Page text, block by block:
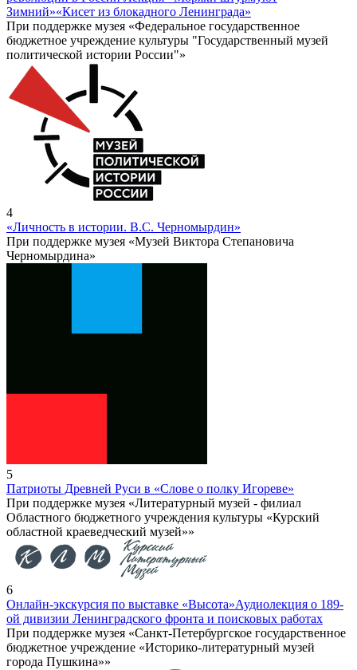
Зимний»«Кисет из блокадного Ленинграда»
При поддержке музея «Федеральное государственное
бюджетное учреждение культуры "Государственный музей
политической истории России"»
4
«Личность в истории. В.С. Черномырдин»
При поддержке музея «Музей Виктора Степановича
Черномырдина»
5
Патриоты Древней Руси в «Слове о полку Игореве»
При поддержке музея «Литературный музей - филиал
Областного бюджетного учреждения культуры «Курский
областной краеведческий музей»»
6
Онлайн-экскурсия по выставке «Высота»Аудиолекция о 189-
ой дивизии Ленинградского фронта и поисковых работах
При поддержке музея «Санкт-Петербургское государственное
бюджетное учреждение «Историко-литературный музей
города Пушкина»»